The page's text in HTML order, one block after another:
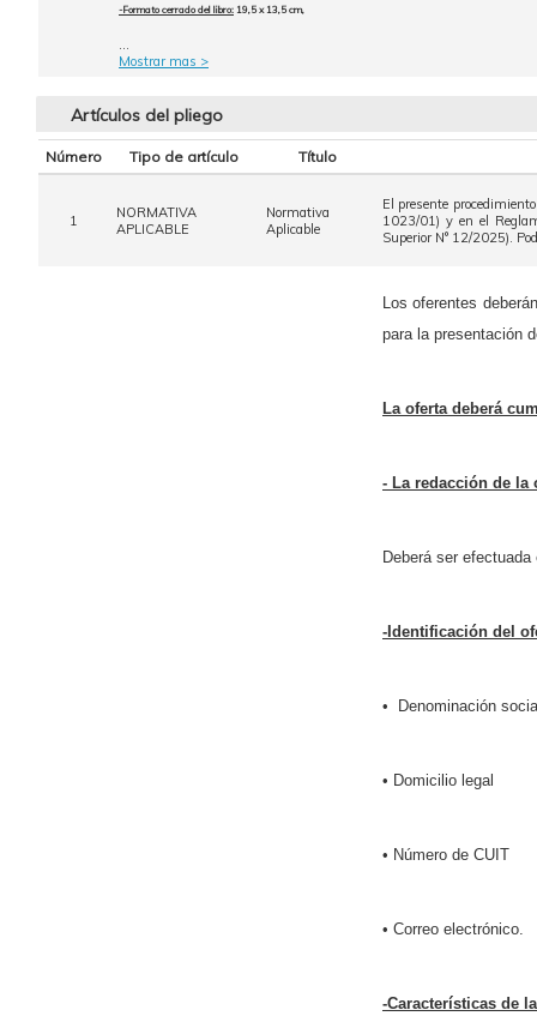
-Formato cerrado del libro: 19,5 x 13,5 cm,
...
Mostrar mas >
Artículos del pliego
Número Tipo de artículo Título
1
NORMATIVA
APLICABLE
Normativa
Aplicable
El presente
1023/01) y en el
Superior N° 12/2025).
Los oferentes
para la presentación
La oferta deberá
- La redacción de la
Deberá ser
-Identificación del
• Denominación
• Domicilio legal
• Número de CUIT
• Correo electrónico.
-Características de